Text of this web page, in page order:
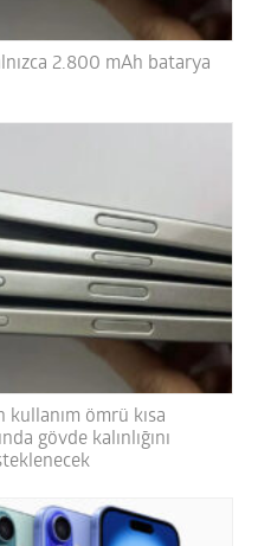
2.800 mAh batarya
kullanım ömrü kısa
gövde kalınlığını